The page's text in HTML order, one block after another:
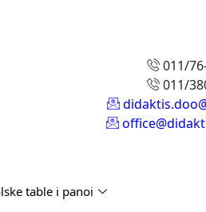
011/
011/
table i panoi